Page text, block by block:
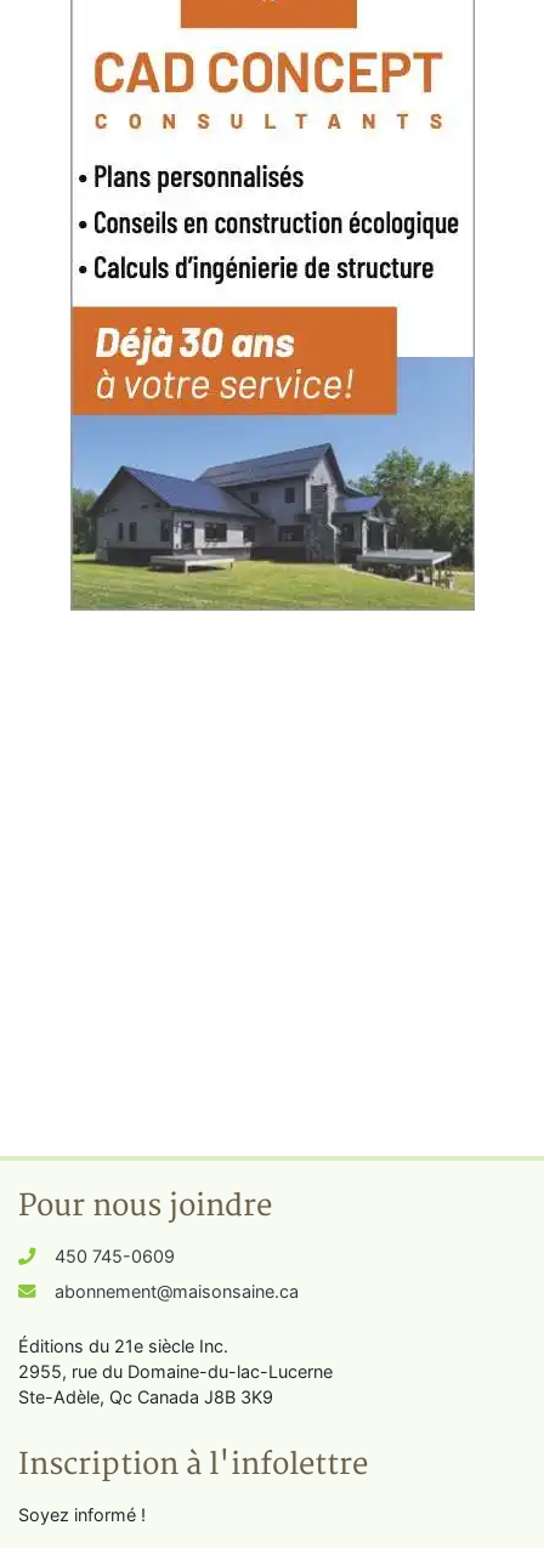
Pour nous joindre
450 745-0609
abonnement@maisonsaine.ca
Éditions du 21e siècle Inc.
2955, rue du Domaine-du-lac-Lucerne
Ste-Adèle, Qc Canada J8B 3K9
Inscription à l'infolettre
Soyez informé !